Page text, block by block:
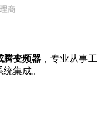
腾变频器 ，专业从事工
集成。